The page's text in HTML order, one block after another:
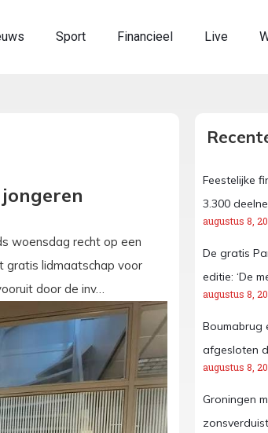
Sport Financieel Live
woensdag recht op een
gratis lidmaatschap voor
door de inv…
Feestelijke
3.300
augustus 8,
De gratis
editie: ‘De
augustus 8,
Boumabrug
afgesloten
augustus 8,
Groningen